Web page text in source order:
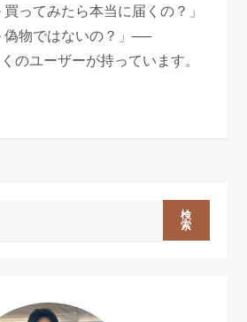
買ってみたら本当に届くの？」
偽物ではないの？」──
のユーザーが持っています。
検
索